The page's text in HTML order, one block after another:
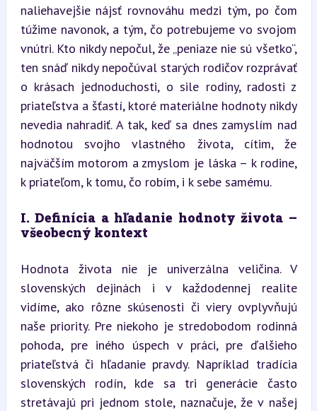
naliehavejšie nájsť rovnováhu medzi tým, po čom
túžime navonok, a tým, čo potrebujeme vo svojom
vnútri. Kto nikdy nepočul, že „peniaze nie sú všetko“,
ten snáď nikdy nepočúval starých rodičov rozprávať
o krásach jednoduchosti, o sile rodiny, radosti z
priateľstva a šťastí, ktoré materiálne hodnoty nikdy
nevedia nahradiť. A tak, keď sa dnes zamyslím nad
hodnotou svojho vlastného života, cítim, že
najväčším motorom a zmyslom je láska – k rodine,
k priateľom, k tomu, čo robím, i k sebe samému.
I. Definícia a hľadanie hodnoty života –
všeobecný kontext
Hodnota života nie je univerzálna veličina. V
slovenských dejinách i v každodennej realite
vidíme, ako rôzne skúsenosti či viery ovplyvňujú
naše priority. Pre niekoho je stredobodom rodinná
pohoda, pre iného úspech v práci, pre ďalšieho
priateľstvá či hľadanie pravdy. Napríklad tradícia
slovenských rodín, kde sa tri generácie často
stretávajú pri jednom stole, naznačuje, že v našej